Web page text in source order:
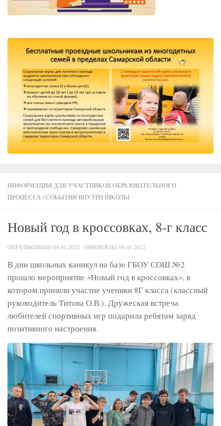
ИНФОРМАЦИЯ ДЛЯ УЧАСТНИКОВ ОБРАЗОВАТЕЛЬНОГО
ПРОЦЕССА/СОБЫТИЯ ВНУТРИ ШКОЛЫ
Новый год в кроссовках, 8-г класс
ОПУБЛИКОВАНО 04.01.2022 · ОБНОВЛЕНО 04.01.2022
В дни школьных каникул на базе ГБОУ СОШ №2
прошло мероприятие «Новый год в кроссовках», в
котором приняли участие ученики 8Г класса (классный
руководитель Титова О.В.). Дружеская встреча
любителей спортивных игр подарила ребятам заряд
позитивного настроения.